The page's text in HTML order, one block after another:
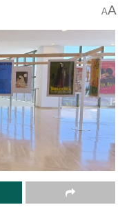
AA